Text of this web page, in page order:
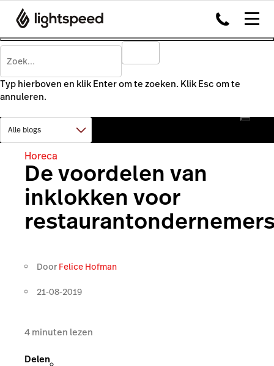
Typ hierboven en klik Enter om te zoeken. Klik Esc om te
annuleren.
Horeca
De voordelen van
inklokken voor
Door Felice Hofman
21-08-2019
4minuten lezen
Delen